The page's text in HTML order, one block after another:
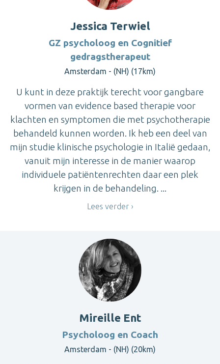
Jessica Terwiel
GZ psycholoog en Cognitief
gedragstherapeut
Amsterdam - (NH) (17km)
U kunt in deze praktijk terecht voor gangbare
vormen van evidence based therapie voor
klachten en symptomen die met psychotherapie
behandeld kunnen worden. Ik heb een deel van
mijn studie klinische psychologie in Italië gedaan,
vanuit mijn interesse in de manier waarop
individuele patiëntenrechten daar een plek
krijgen in de behandeling. ...
Lees verder
Mireille Ent
Psycholoog en Coach
Amsterdam - (NH) (20km)